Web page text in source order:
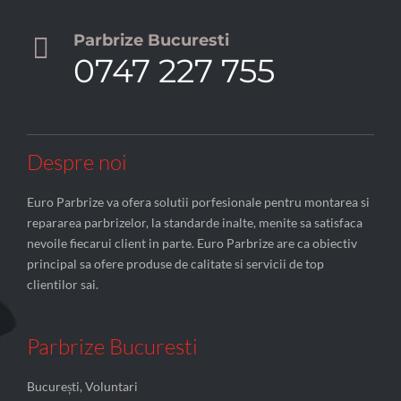
 Parbrize Bucuresti
0747 227 755
Despre noi
Euro Parbrize va ofera solutii porfesionale pentru montarea si
repararea parbrizelor, la standarde inalte, menite sa satisfaca
nevoile fiecarui client in parte. Euro Parbrize are ca obiectiv
principal sa ofere produse de calitate si servicii de top
clientilor sai.
Parbrize Bucuresti
București, Voluntari